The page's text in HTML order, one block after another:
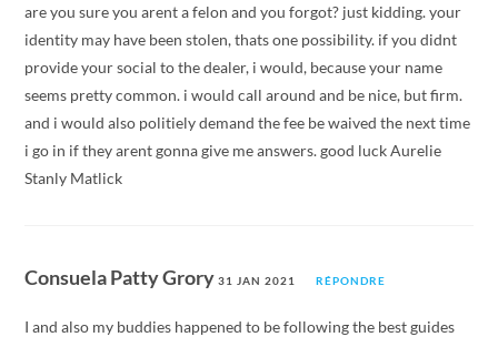
are you sure you arent a felon and you forgot? just kidding. your
identity may have been stolen, thats one possibility. if you didnt
provide your social to the dealer, i would, because your name
seems pretty common. i would call around and be nice, but firm.
and i would also politiely demand the fee be waived the next time
i go in if they arent gonna give me answers. good luck Aurelie
Stanly Matlick
Consuela Patty Grory31 JAN 2021 RÉPONDRE
I and also my buddies happened to be following the best guides